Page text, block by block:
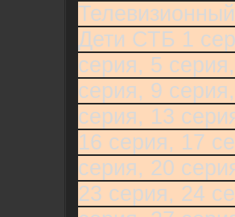
Дети СТБ 1
серия, 5
серия, 9
серия, 13
16 серия, 17
серия, 20
23 серия, 24